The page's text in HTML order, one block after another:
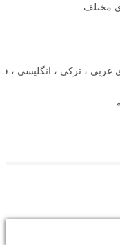
مختلف
عربی ، ترکی ، انگلیسی ،